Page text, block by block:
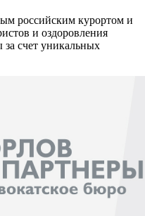
российским курортом и
и оздоровления
за счет уникальных